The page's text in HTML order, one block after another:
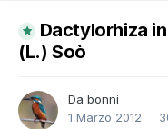
Dactylorhiza
(L.) Soò
Da bonni
1 Marzo 2012